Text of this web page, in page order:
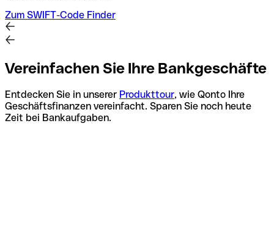
Zum SWIFT-Code Finder
Vereinfachen Sie Ihre Bankgeschäfte
Entdecken Sie in unserer Produkttour, wie Qonto Ihre
Geschäftsfinanzen vereinfacht. Sparen Sie noch heute
Zeit bei Bankaufgaben.